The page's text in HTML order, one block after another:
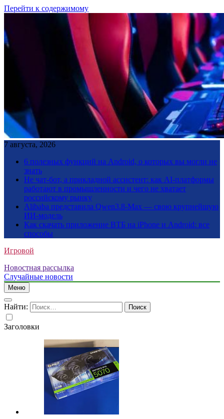
Перейти к содержимому
7 августа, 2026
6 полезных функций на Android, о которых вы могли не
знать
Не чат-бот, а прикладной ассистент: как AI-платформы
работают в промышленности и чего не хватает
российскому рынку
Alibaba представила Qwen3.8-Max — свою крупнейшую
ИИ-модель
Как скачать приложение ВТБ на iPhone и Android: все
способы
Игровой
Новостная рассылка
Случайные новости
Меню
Найти:
Заголовки